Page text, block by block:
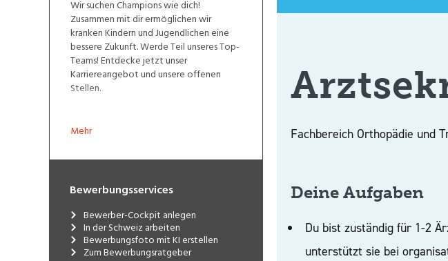
Wir suchen Champions wie dich!
Zusammen mit dir ermöglichen wir
kranken Kindern und Jugendlichen eine
bessere Zukunft. Werde Teil unseres Top-
Teams! Entdecke jetzt unser
Karriereangebot und unsere offenen
Stellen.
Mehr
Bewerbungsservices
Bewerber-Cockpit anlegen
In der Schweiz arbeiten
Bewerbungsfoto mit KI erstellen
Zum Bewerbungsratgeber